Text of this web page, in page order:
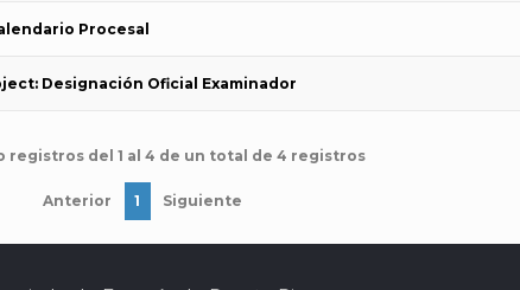
Procesal
Designación Oficial Examinador
registros del 1 al 4 de un total de 4 registros
Anterior 1 Siguiente